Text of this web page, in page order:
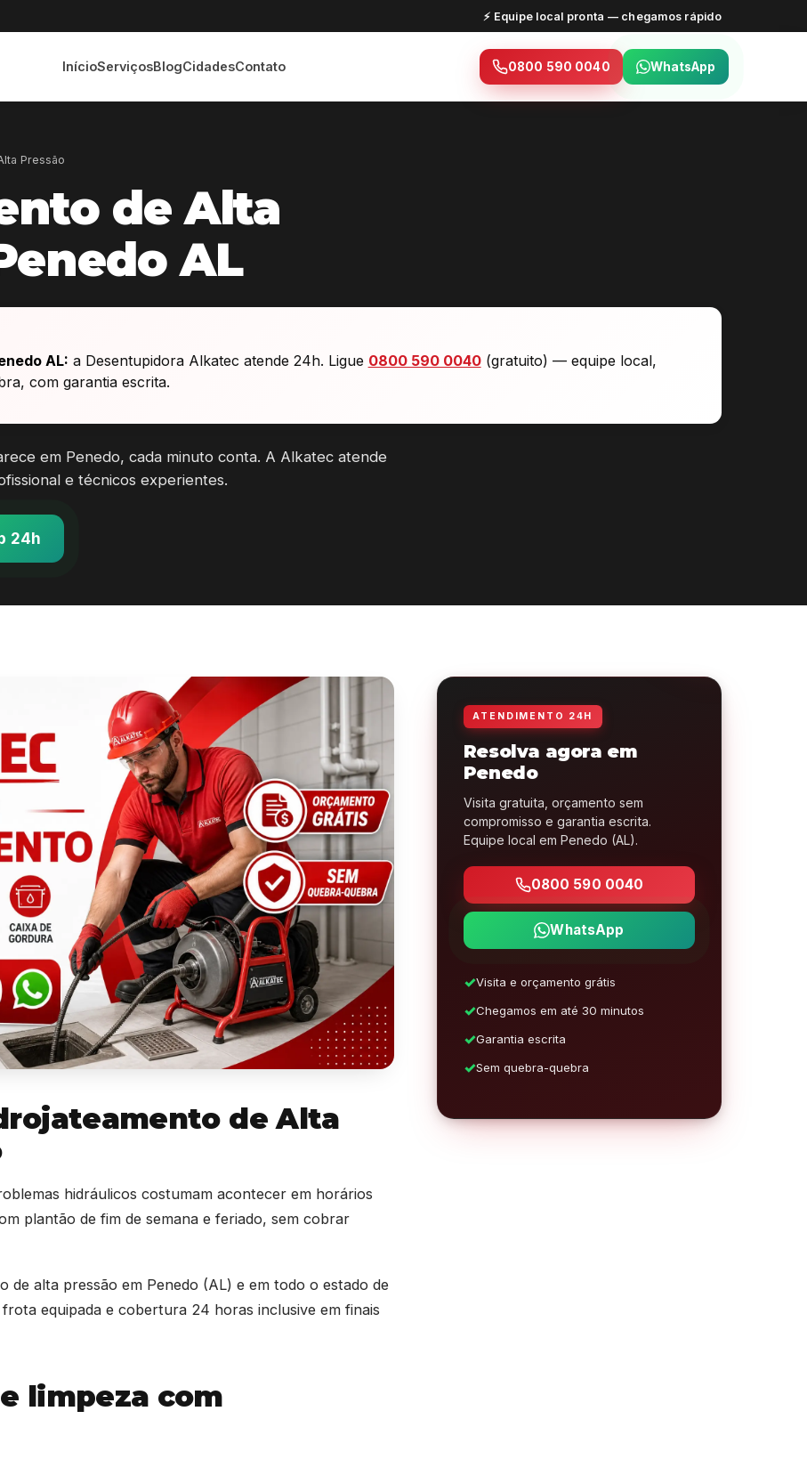
⚡ Equipe local pronta — chegamos rápido
InícioServiçosBlogCidadesContato 0800 590 0040 WhatsApp
Pressão
de Alta
AL
AL: a Desentupidora Alkatec atende 24h. Ligue 0800 590 0040(gratuito) — equipe local,
com garantia escrita.
em Penedo, cada minuto conta. A Alkatec atende
e técnicos experientes.
24h
de Alta
hidráulicos costumam acontecer em horários
plantão de fim de semana e feriado, sem cobrar
de alta pressão em Penedo (AL) e em todo o estado de
equipada e cobertura 24 horas inclusive em finais
limpeza com
ATENDIMENTO 24H
Resolva agora em
Penedo
Visita gratuita, orçamento sem
compromisso e garantia escrita.
Equipe local em Penedo (AL).
0800 590 0040
WhatsApp
Visita e orçamento grátis
Chegamos em até 30 minutos
Garantia escrita
Sem quebra-quebra